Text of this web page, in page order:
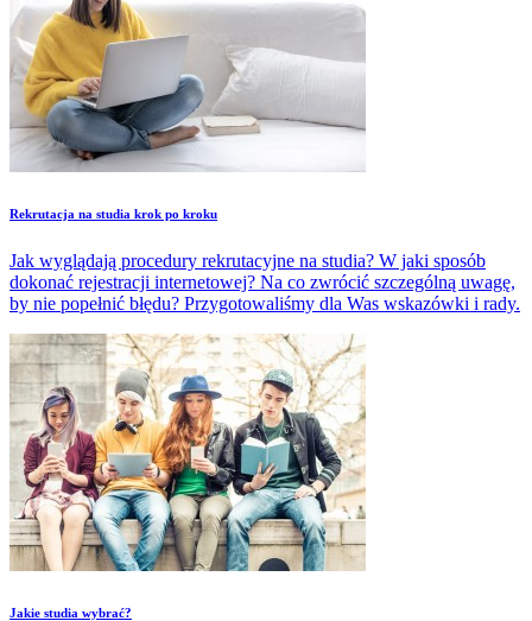
Rekrutacja na studia krok po kroku
Jak wyglądają procedury rekrutacyjne na studia? W jaki sposób
dokonać rejestracji internetowej? Na co zwrócić szczególną uwagę,
by nie popełnić błędu? Przygotowaliśmy dla Was wskazówki i rady.
Jakie studia wybrać?